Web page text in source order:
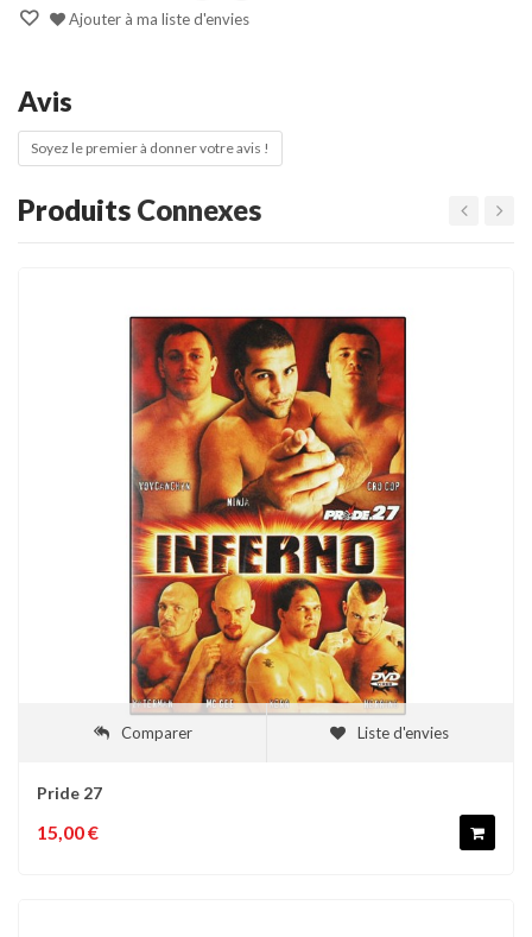
Ajouter à ma liste d'envies
Avis
Soyez le premier à donner votre avis !
Produits Connexes
Comparer Liste d'envies
Pride 27
15,00 €